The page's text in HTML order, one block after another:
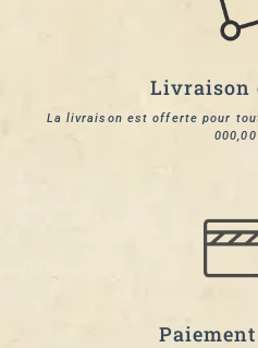
Livraison
La livraison est offerte pour